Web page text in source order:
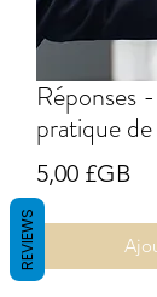
Réponses
pratique
5,00 £GB
REVIEWS